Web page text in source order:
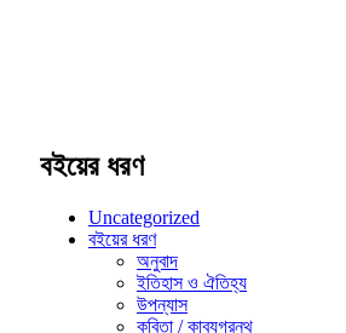
বইয়ের ধরণ
Uncategorized
বইয়ের ধরণ
অনুবাদ
ইতিহাস ও ঐতিহ্য
উপন্যাস
কবিতা / কাব্যগ্রন্থ